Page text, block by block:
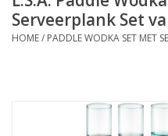
Glas graveren
Serveerplank Set
HOME/ PADDLE WODKA SET MET